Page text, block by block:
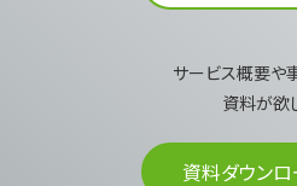
サービス概要や
資料が欲
資料ダウンロ